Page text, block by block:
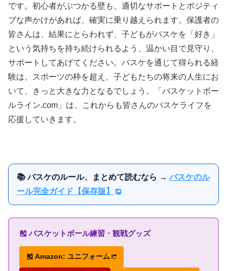
です。初心者がぶつかる壁も、適切なサポートとポジティ
ブな声かけがあれば、確実に乗り越えられます。保護者の
皆さんは、結果にとらわれず、子どもがバスケを「好き」
という気持ちを持ち続けられるよう、温かい目で見守り、
サポートしてあげてください。バスケを通じて得られる経
験は、スポーツの枠を超え、子どもたちの将来の人生にお
いて、きっと大きな力となるでしょう。「バスケットボー
ルライン.com」は、これからも皆さんのバスケライフを
応援していきます。
📚 バスケのルール、まとめて読むなら →バスケのル
ール完全ガイド【保存版】
🎽 バスケットボール練習・観戦グッズ
🎽 Amazon: ユニフォーム